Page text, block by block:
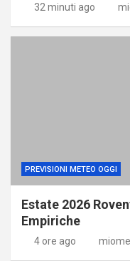
32 minuti ago
PREVISIONI METEO OGGI
Estate 2026
Empiriche
4 ore ago